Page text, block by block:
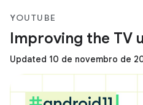
YOUTUBE
Improving the TV
Updated 10 de novembro de